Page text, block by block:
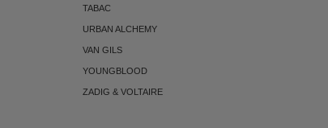
TABAC
URBAN ALCHEMY
VAN GILS
YOUNGBLOOD
ZADIG & VOLTAIRE